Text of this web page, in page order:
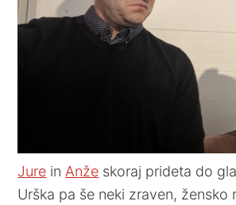
Jure inAnže skoraj prideta do
Urška pa še neki zraven, žensko